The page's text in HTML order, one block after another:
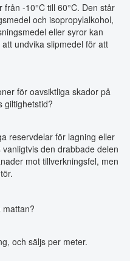
-10°C till 60°C. Den står
och isopropylalkohol,
eller syror kan
undvika slipmedel för att
för oavsiktliga skador på
giltighetstid?
reservdelar för lagning eller
den drabbade delen
mot tillverkningsfel, men
mattan?
och säljs per meter.